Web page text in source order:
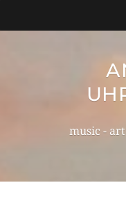
music -